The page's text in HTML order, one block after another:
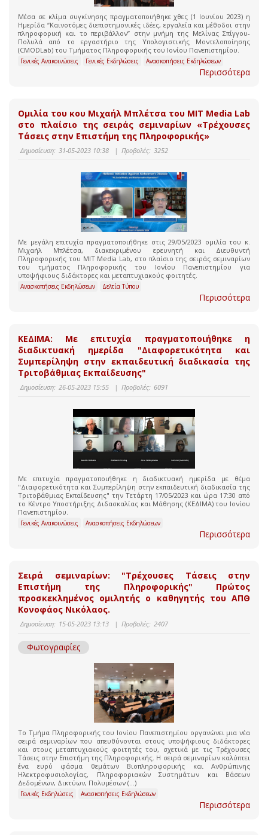
Μέσα σε κλίμα συγκίνησης πραγματοποιήθηκε χθες (1 Ιουνίου 2023) η
Ημερίδα “Καινοτόμες διεπιστημονικές ιδέες, εργαλεία και μέθοδοι στην
πληροφορική και το περιβάλλον” στην μνήμη της Μελίνας Σπίγγου-
Πολυλά από το εργαστήριο της Υπολογιστικής Μοντελοποίησης
(CMODLab) του Τμήματος Πληροφορικής του Ιονίου Πανεπιστημίου.
Γενικές Ανακοινώσεις Γενικές Εκδηλώσεις Ανασκοπήσεις Εκδηλώσεων
Περισσότερα
Ομιλία του κου Μιχαήλ Μπλέτσα του MIT Media Lab
στο πλαίσιο της σειράς σεμιναρίων «Τρέχουσες
Τάσεις στην Επιστήμη της Πληροφορικής»
Δημοσίευση: 31-05-2023 10:38 | Προβολές: 3252
Με μεγάλη επιτυχία πραγματοποιήθηκε στις 29/05/2023 ομιλία του κ.
Μιχαήλ Μπλέτσα, διακεκριμένου ερευνητή και Διευθυντή
Πληροφορικής του MIT Media Lab, στο πλαίσιο της σειράς σεμιναρίων
του τμήματος Πληροφορικής του Ιονίου Πανεπιστημίου για
υποψήφιους διδάκτορες και μεταπτυχιακούς φοιτητές.
Ανασκοπήσεις Εκδηλώσεων Δελτία Τύπου
Περισσότερα
ΚΕΔΙΜΑ: Με επιτυχία πραγματοποιήθηκε η
διαδικτυακή ημερίδα "Διαφορετικότητα και
Συμπερίληψη στην εκπαιδευτική διαδικασία της
Τριτοβάθμιας Εκπαίδευσης"
Δημοσίευση: 26-05-2023 15:55 | Προβολές: 6091
Με επιτυχία πραγματοποιήθηκε η διαδικτυακή ημερίδα με θέμα
"Διαφορετικότητα και Συμπερίληψη στην εκπαιδευτική διαδικασία της
Τριτοβάθμιας Εκπαίδευσης" την Τετάρτη 17/05/2023 και ώρα 17:30 από
το Κέντρο Υποστήριξης Διδασκαλίας και Μάθησης (ΚΕΔΙΜΑ) του Ιονίου
Πανεπιστημίου.
Γενικές Ανακοινώσεις Ανασκοπήσεις Εκδηλώσεων
Περισσότερα
Σειρά σεμιναρίων: "Τρέχουσες Τάσεις στην
Επιστήμη της Πληροφορικής" Πρώτος
προσκεκλημένος ομιλητής ο καθηγητής του ΑΠΘ
Κονοφάος Νικόλαος.
Δημοσίευση: 15-05-2023 13:13 | Προβολές: 2407
Φωτογραφίες
Το Τμήμα Πληροφορικής του Ιονίου Πανεπιστημίου οργανώνει μια νέα
σειρά σεμιναρίων που απευθύνονται στους υποψήφιους διδάκτορες
και στους μεταπτυχιακούς φοιτητές του, σχετικά με τις Τρέχουσες
Τάσεις στην Επιστήμη της Πληροφορικής. Η σειρά σεμιναρίων καλύπτει
ένα ευρύ φάσμα θεμάτων Βιοπληροφορικής και Ανθρώπινης
Ηλεκτροφυσιολογίας, Πληροφοριακών Συστημάτων και Βάσεων
Δεδομένων, Δικτύων, Πολυμέσων (...)
Γενικές Εκδηλώσεις Ανασκοπήσεις Εκδηλώσεων
Περισσότερα